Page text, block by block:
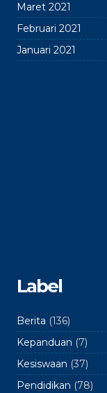
Maret 2021
Februari 2021
Januari 2021
Label
Berita (136)
Kepanduan (7)
Kesiswaan (37)
Pendidikan (78)